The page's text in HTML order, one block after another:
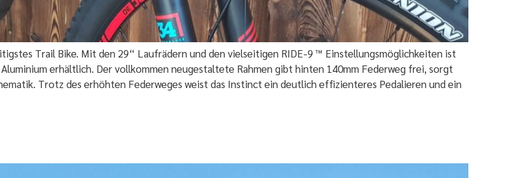
Trail Bike. Mit den 29“ Laufrädern und den vielseitigen RIDE-9 ™ Einstellungsmöglichkeiten ist
erhältlich. Der vollkommen neugestaltete Rahmen gibt hinten 140mm Federweg frei, sorgt
Trotz des erhöhten Federweges weist das Instinct ein deutlich effizienteres Pedalieren und ein